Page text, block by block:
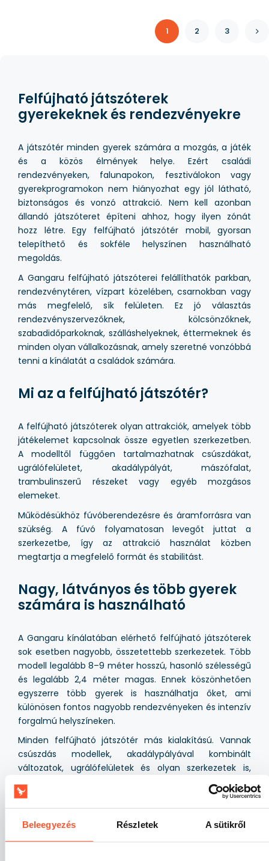
Beleegyezés Részletek A sütikről
1 2 3
Felfújható játszóterek
gyerekeknek és rendezvényekre
A játszótér minden gyerek számára a mozgás, a játék
és a közös élmények helye. Ezért családi
rendezvényeken, falunapokon, fesztiválokon vagy
gyerekprogramokon nem hiányozhat egy jól látható,
biztonságos és vonzó attrakció. Nem kell azonban
állandó játszóteret építeni ahhoz, hogy ilyen zónát
hozz létre. Egy felfújható játszótér mobil, gyorsan
telepíthető és sokféle helyszínen használható
megoldás.
A Gangaru felfújható játszóterei felállíthatók parkban,
rendezvénytéren, vízpart közelében, csarnokban vagy
más megfelelő, sík felületen. Ez jó választás
rendezvényszervezőknek, kölcsönzőknek,
szabadidőparkoknak, szálláshelyeknek, éttermeknek és
minden olyan vállalkozásnak, amely szeretné vonzóbbá
tenni a kínálatát a családok számára.
Mi az a felfújható játszótér?
A felfújható játszóterek olyan attrakciók, amelyek több
játékelemet kapcsolnak össze egyetlen szerkezetben.
A modelltől függően tartalmazhatnak csúszdákat,
ugrálófelületet, akadálypályát, mászófalat,
trambulinszerű részeket vagy egyéb mozgásos
elemeket.
Működésükhöz fúvóberendezésre és áramforrásra van
szükség. A fúvó folyamatosan levegőt juttat a
szerkezetbe, így az attrakció használat közben
megtartja a megfelelő formát és stabilitást.
Nagy, látványos és több gyerek
számára is használható
A Gangaru kínálatában elérhető felfújható játszóterek
sok esetben nagyobb, összetettebb szerkezetek. Több
modell legalább 8–9 méter hosszú, hasonló szélességű
és legalább 2,4 méter magas. Ennek köszönhetően
egyszerre több gyerek is használhatja őket, ami
különösen fontos nagyobb rendezvényeken és intenzív
forgalmú helyszíneken.
Minden felfújható játszótér más kialakítású. Vannak
csúszdás modellek, akadálypályával kombinált
változatok, ugrálófelületek és olyan szerkezetek is,
amelyek több funkciót egyesítenek. Így könnyebb
olyan attrakciót választani, amely illeszkedik az
esemény típusához, a gyerekek életkorához és a
rendelkezésre álló helyhez.